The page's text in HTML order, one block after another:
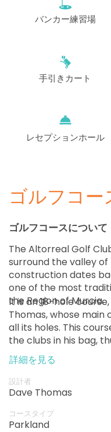
バンカー練習場
手引きカート
レセプションホール
ゴルフコー
ゴルフコースについて
The Altorreal Golf
surround the valley
construction dates
one of the most
the Region of Murcia.
It is an 18-hole
Thomas, whose
all its holes. This
the clubs in his bag,
demands made by its
詳細を見る
設計者
Dave Thomas
コースタイプ
Parkland